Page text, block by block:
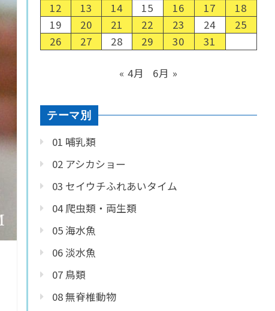
12
13 14 15 16 17
18
19
20 21 22 23 24
25
26
27 28 29 30 31
« 4月 6月 »
テーマ別
01 哺乳類
02 アシカショー
03 セイウチふれあいタイム
04 爬虫類・両生類
05 海水魚
06 淡水魚
07 鳥類
08 無脊椎動物